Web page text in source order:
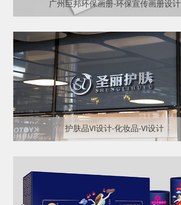
广州巨邦环保画册-环保宣传画册设计
护肤品VI设计-化妆品-VI设计